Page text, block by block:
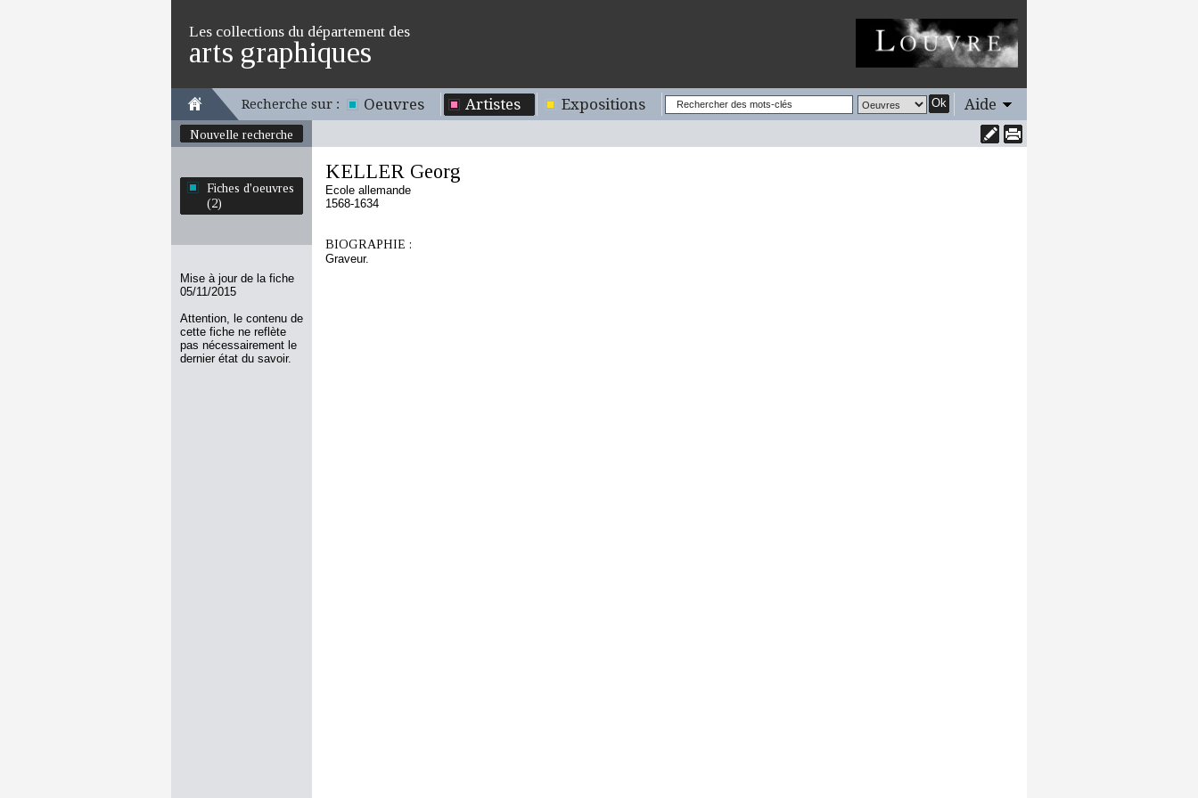
Les collections du département des
arts graphiques
Recherche sur : Oeuvres Artistes Expositions Ok Aide
Nouvelle recherche
Fiches d'oeuvres
(2)
Mise à jour de la fiche
05/11/2015
Attention, le contenu de
cette fiche ne reflète
pas nécessairement le
dernier état du savoir.
KELLER Georg
Ecole allemande
1568-1634
BIOGRAPHIE :
Graveur.